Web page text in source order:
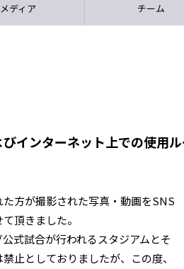
メディア チーム
インターネット上での使用
方が撮影された写真・動画をSNS
頂きました。
式試合が行われるスタジアムとそ
止としておりましたが、この度、